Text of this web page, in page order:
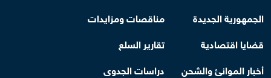
الجمهورية الجديدة
مناقصات ومزايدات
قضايا اقتصادية
تقارير السلع
أخبار الموانئ والشحن
دراسات الجدوى